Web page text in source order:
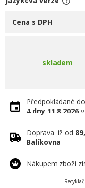
Cena s DPH
skladem
Předpokládané
4 dny 11.8.2026 v
Doprava již od
Balíkovna
Nákupem zboží